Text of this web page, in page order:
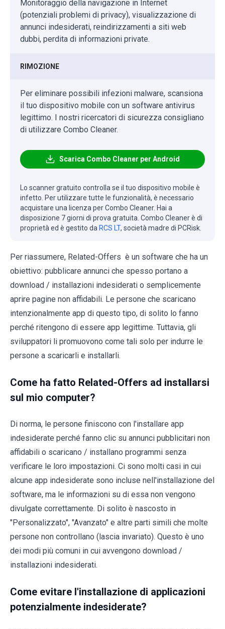
Monitoraggio della navigazione in Internet
(potenziali problemi di privacy), visualizzazione di
annunci indesiderati, reindirizzamenti a siti web
dubbi, perdita di informazioni private.
RIMOZIONE
Per eliminare possibili infezioni malware, scansiona
il tuo dispositivo mobile con un software antivirus
legittimo. I nostri ricercatori di sicurezza consigliano
di utilizzare Combo Cleaner.
Scarica Combo Cleaner per Android
Lo scanner gratuito controlla se il tuo dispositivo mobile è
infetto. Per utilizzare tutte le funzionalità, è necessario
acquistare una licenza per Combo Cleaner. Hai a
disposizione 7 giorni di prova gratuita. Combo Cleaner è di
proprietà ed è gestito da RCS LT, società madre di PCRisk.
Per riassumere, Related-Offers è un software che ha un
obiettivo: pubblicare annunci che spesso portano a
download / installazioni indesiderati o semplicemente
aprire pagine non affidabili. Le persone che scaricano
intenzionalmente app di questo tipo, di solito lo fanno
perché ritengono di essere app legittime. Tuttavia, gli
sviluppatori li promuovono come tali solo per indurre le
persone a scaricarli e installarli.
Come ha fatto Related-Offers ad installarsi
sul mio computer?
Di norma, le persone finiscono con l'installare app
indesiderate perché fanno clic su annunci pubblicitari non
affidabili o scaricano / installano programmi senza
verificare le loro impostazioni. Ci sono molti casi in cui
alcune app indesiderate sono incluse nell'installazione del
software, ma le informazioni su di essa non vengono
divulgate correttamente. Di solito è nascosto in
"Personalizzato", "Avanzato" e altre parti simili che molte
persone non controllano (lascia invariato). Questo è uno
dei modi più comuni in cui avvengono download /
installazioni indesiderati.
Come evitare l'installazione di applicazioni
potenzialmente indesiderate?